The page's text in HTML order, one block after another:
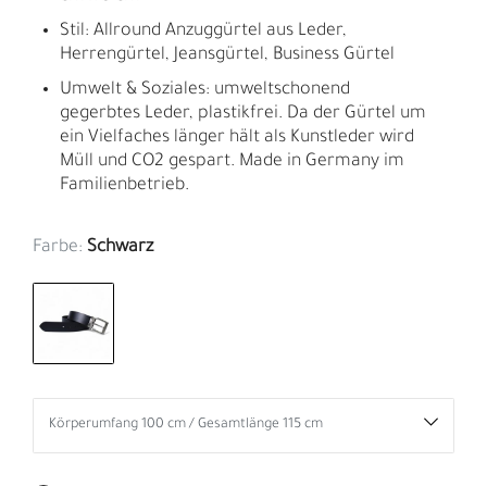
Stil: Allround Anzuggürtel aus Leder,
Herrengürtel, Jeansgürtel, Business Gürtel
Umwelt & Soziales: umweltschonend
gegerbtes Leder, plastikfrei. Da der Gürtel um
ein Vielfaches länger hält als Kunstleder wird
Müll und CO2 gespart. Made in Germany im
Familienbetrieb.
Farbe: Schwarz